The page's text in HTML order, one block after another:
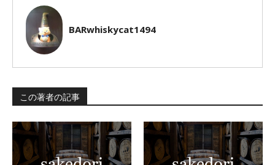
BARwhiskycat1494
この著者の記事